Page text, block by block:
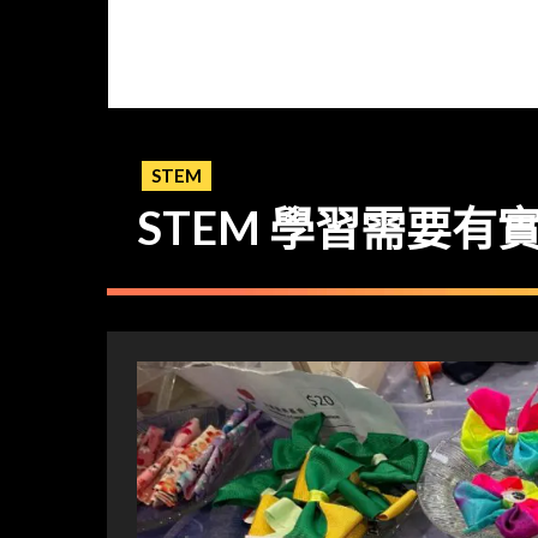
STEM
STEM 學習需要有